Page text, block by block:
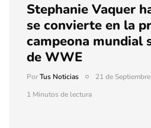
Stephanie Vaquer
se convierte en la
campeona mundial
de WWE
PorTus Noticias
21 de
1 Minutos de lectura